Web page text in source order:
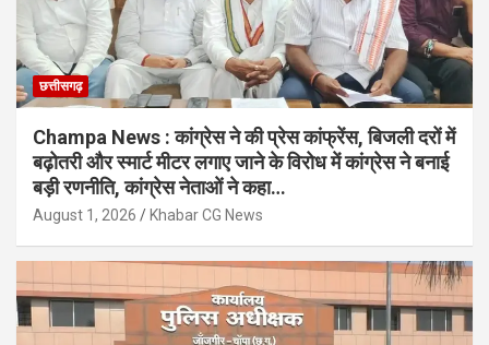
छत्तीसगढ़
Champa News : कांग्रेस ने की प्रेस कांफ्रेंस, बिजली दरों में
बढ़ोतरी और स्मार्ट मीटर लगाए जाने के विरोध में कांग्रेस ने बनाई
बड़ी रणनीति, कांग्रेस नेताओं ने कहा…
August 1, 2026 Khabar CG News